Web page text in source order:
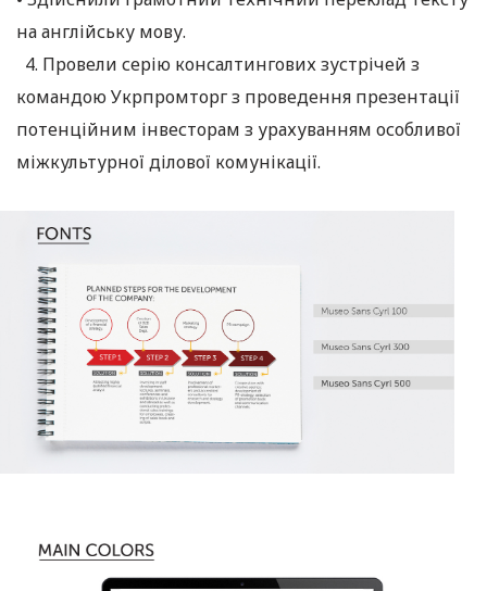
на англійську мову.
4. Провели серію консалтингових зустрічей з
командою Укрпромторг з проведення презентації
потенційним інвесторам з урахуванням особливої
міжкультурної ділової комунікації.